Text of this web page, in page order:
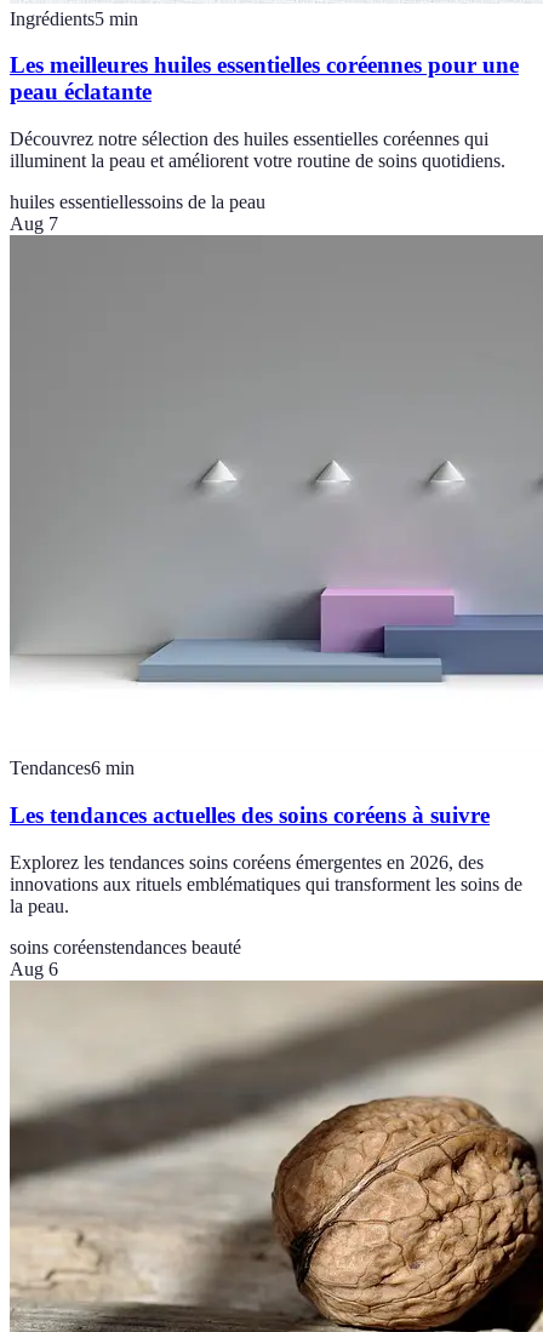
Ingrédients5 min
Les meilleures huiles essentielles coréennes pour une
peau éclatante
Découvrez notre sélection des huiles essentielles coréennes qui
illuminent la peau et améliorent votre routine de soins quotidiens.
huiles essentiellessoins de la peau
Aug 7
Tendances6 min
Les tendances actuelles des soins coréens à suivre
Explorez les tendances soins coréens émergentes en 2026, des
innovations aux rituels emblématiques qui transforment les soins de
la peau.
soins coréenstendances beauté
Aug 6